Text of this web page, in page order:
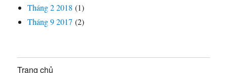
Tháng 2 2018 (1)
Tháng 9 2017 (2)
Trang chủ